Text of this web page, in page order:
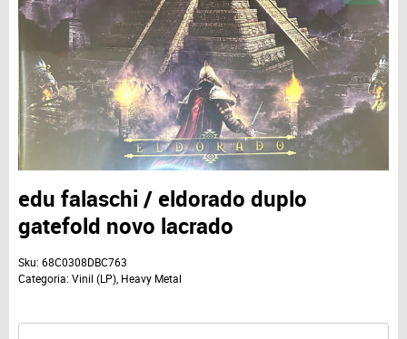
edu falaschi / eldorado duplo
gatefold novo lacrado
Sku: 68C0308DBC763
Categoria: Vinil (LP), Heavy Metal